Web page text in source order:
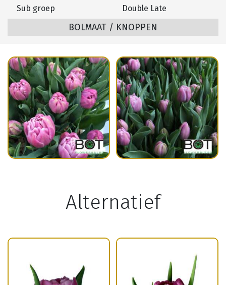
Sub groep
Double Late
BOLMAAT / KNOPPEN
Alternatief